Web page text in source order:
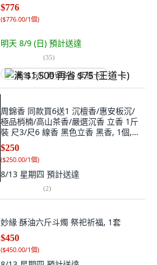
$776
($776.00/1個)
明天 8/9 (日) 預計送達
(35)
满 $1,500 再省 $75 (王道卡)
周錦香 同款買6送1 沉檀香/惠安板沉/
極品梢楠/高山茶香/嚴選沉香 立香 1斤
裝 尺3/尺6 線香 黑色立香 黑香, 1個,
惠安板沉(1斤裝)-$250,尺6
$250
($250.00/1個)
8/13 星期四 預計送達
(2)
妙緣 酥油六斤斗燭 祭祀祈福, 1套
$450
($450.00/1個)